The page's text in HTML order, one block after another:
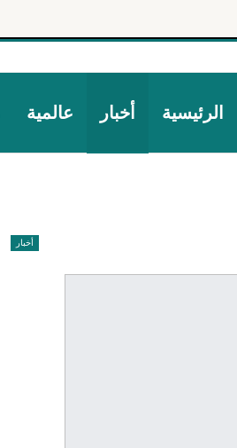
الرئيسية أخبار عالمية
أخبار